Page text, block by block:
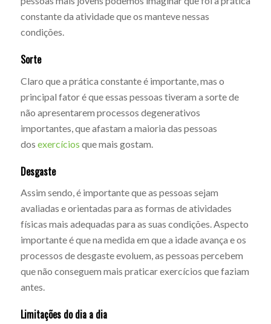
constante da atividade que os manteve nessas
condições.
Sorte
Claro que a prática constante é importante, mas o
principal fator é que essas pessoas tiveram a sorte de
não apresentarem processos degenerativos
importantes, que afastam a maioria das pessoas
dos exercícios que mais gostam.
Desgaste
Assim sendo, é importante que as pessoas sejam
avaliadas e orientadas para as formas de atividades
físicas mais adequadas para as suas condições. Aspecto
importante é que na medida em que a idade avança e os
processos de desgaste evoluem, as pessoas percebem
que não conseguem mais praticar exercícios que faziam
antes.
Limitações do dia a dia